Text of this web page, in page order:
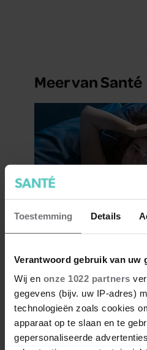
Toestemming Details
Verantwoord gebruik van uw
Wij en onze 1022 partners
gegevens (bijv. uw IP-adres)
technologieën zoals cookies
apparaat op te slaan en te
gepersonaliseerde
Meer van Santé
iets aan te doen